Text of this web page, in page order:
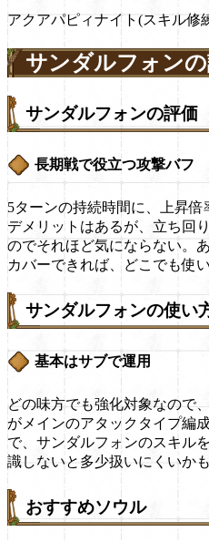
アクアパピィナイト(スキル修
サンダルフォン
サンダルフォンの評価
長期戦で役立つ攻撃バフ
5ターンの持続時間に、上昇
デメリットはあるが、立ち回
のでそれほど気にならない。
カバーできれば、どこでも使
サンダルフォンの使い
基本はサブで運用
どの味方でも強化対象なので
がメインのアタックタイプ編
で、サンダルフォンのスキル
識しないと多少扱いにくいか
おすすめソウル